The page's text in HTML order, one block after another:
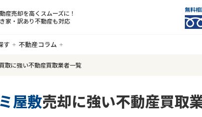
産売却を高くスムーズに！
家・訳あり不動産も対応
す 不動産コラム
取に強い不動産買取業者一覧
屋敷売却に強い不動産買取